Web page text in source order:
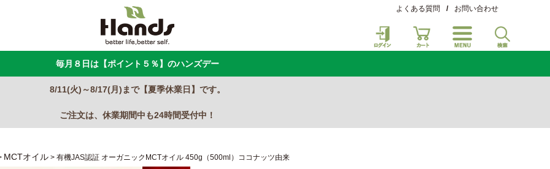
よくある質問 / お問い合わせ
毎月８日は【ポイント５％】のハンズデー
8/11(火)～8/17(月)まで【夏季休業日】です。
ご注文は、休業期間中も24時間受付中！
MCTオイル 有機JAS認証 オーガニックMCTオイル 450g（500ml）ココナッツ由来